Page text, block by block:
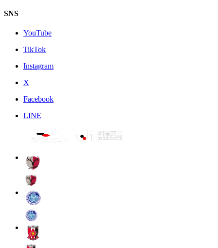
SNS
YouTube
TikTok
Instagram
X
Facebook
LINE